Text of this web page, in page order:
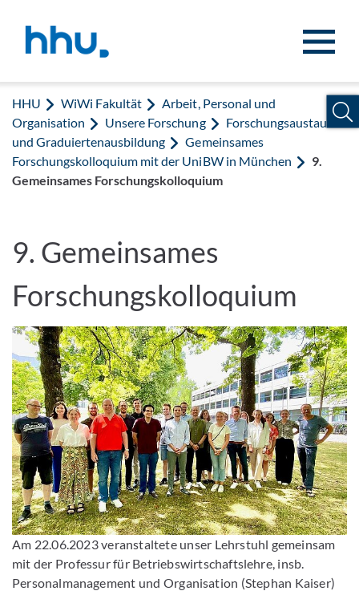
HHU WiWi Fakultät
Arbeit, Personal und
Organisation
Unsere Forschung
Forschungsaustausch
und Graduiertenausbildung
Gemeinsames
Forschungskolloquium mit der UniBW in München
9.
Gemeinsames Forschungskolloquium
9. Gemeinsames
Forschungskolloquium
Am 22.06.2023 veranstaltete unser Lehrstuhl gemeinsam
mit der Professur für Betriebswirtschaftslehre, insb.
Personalmanagement und Organisation (Stephan Kaiser)